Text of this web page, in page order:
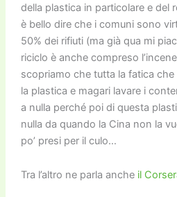
della plastica in particolare e del
è bello dire che i comuni sono
50% dei rifiuti (ma già qua mi
riciclo è anche compreso
scopriamo che tutta la fatica
la plastica e magari lavare i
a nulla perché poi di questa
nulla da quando la Cina non la
po’ presi per il culo…
Tra l’altro ne parla anche il